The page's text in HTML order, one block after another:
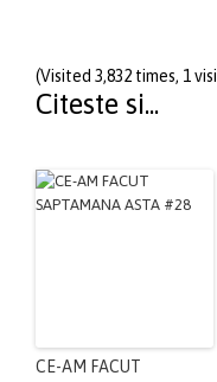
(Visited 3,832 times, 1
Citeste si...
CE-AM FACUT